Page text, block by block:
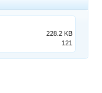
228.2 KB
121